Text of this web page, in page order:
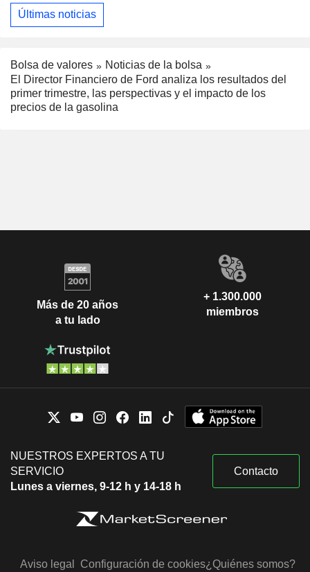
Últimas noticias
Bolsa de valores
Noticias de la bolsa
El Director Financiero de Ford analiza los resultados del
primer trimestre, las perspectivas y el impacto de los
precios de la gasolina
Más de 20 años
a tu lado
+ 1.300.000
miembros
NUESTROS EXPERTOS A TU
SERVICIO
Lunes a viernes, 9-12 h y 14-18 h
Contacto
Aviso legal Configuración de cookies¿Quiénes somos?